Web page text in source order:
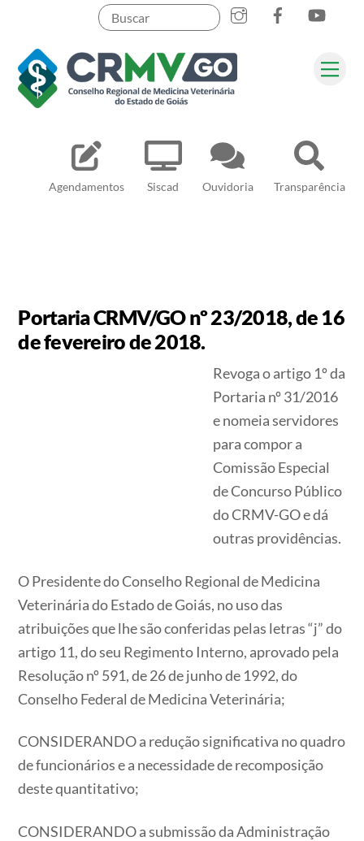
content
Agendamentos Siscad Ouvidoria Transparência
Pesquisar
Portaria CRMV/GO nº 23/2018, de 16
de fevereiro de 2018.
Revoga o artigo 1º da
Portaria nº 31/2016
e nomeia servidores
para compor a
Comissão Especial
de Concurso Público
do CRMV-GO e dá
outras providências.
O Presidente do Conselho Regional de Medicina
Veterinária do Estado de Goiás, no uso das
atribuições que lhe são conferidas pelas letras “j” do
artigo 11, do seu Regimento Interno, aprovado pela
Resolução nº 591, de 26 de junho de 1992, do
Conselho Federal de Medicina Veterinária;
CONSIDERANDO a redução significativa no quadro
de funcionários e a necessidade de recomposição
deste quantitativo;
CONSIDERANDO a submissão da Administração